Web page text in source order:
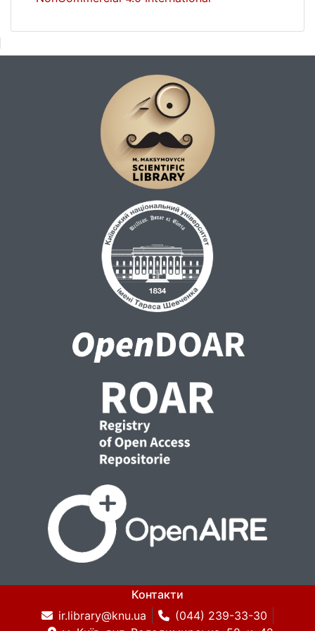
стратегій у політичному дискурсі в умовах
гібридної війни. Метод контент-аналізу
дозволив виділити кластери стратегічних
Проведений контент-аналіз інавгураційних
промов визначив уплив суспільних
сакральних архетипів на політичну думку
в середині країни. Дослідження показали,
президентів простежується стабільність і
правонаступність політичного дискурсу.
На відміну від політиків США промови
українських президентів демонструють
залежність політичної комунікації від
уподобань конкретних політиків.
Будь-яка влада, у тому числі політична,
тримається на можливостях упливу, на
керуванні виборцями різних політичних
поглядів і вподобань. Усе це базується на
комунікації. Політична комунікація стала
дуже важливою, особливо зараз, коли
класичні війни відходять на другий план, а
гібридний інформаційний фронт вийшов на
передній край.
Контакти
ir.library@knu.ua
(044) 239-33-30